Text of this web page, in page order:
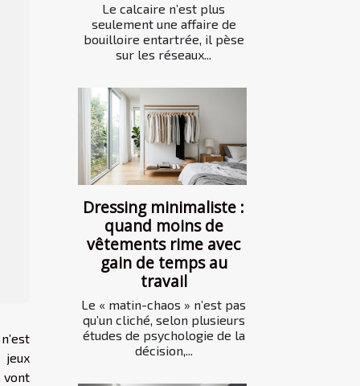
jeux
vont
Le calcaire n’est plus
seulement une affaire de
bouilloire entartrée, il pèse
sur les réseaux...
Dressing minimaliste :
quand moins de
vêtements rime avec
gain de temps au
travail
Le « matin-chaos » n’est pas
qu’un cliché, selon plusieurs
études de psychologie de la
décision,...